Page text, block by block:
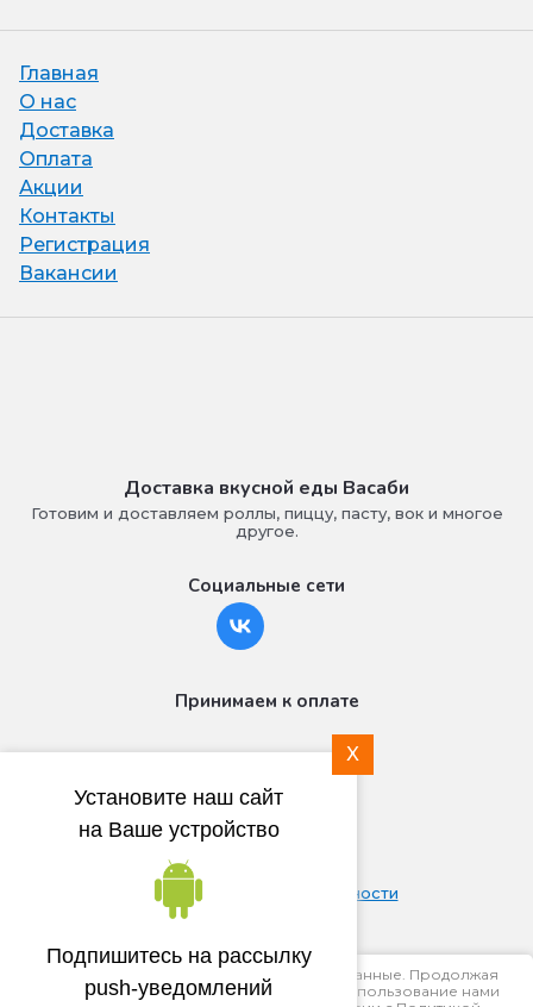
Главная
О нас
Доставка
Оплата
Акции
Контакты
Регистрация
Вакансии
Доставка вкусной еды Васаби
Готовим и доставляем роллы, пиццу, пасту, вок и многое
другое.
Социальные сети
Принимаем к оплате
Политика конфиденциальности
X
Установите наш сайт
на Ваше устройство
Подпишитесь на рассылку
push-уведомлений
Этот сайт использует файлы cookie и метаданные. Продолжая
просматривать его, вы соглашаетесь на использование нами